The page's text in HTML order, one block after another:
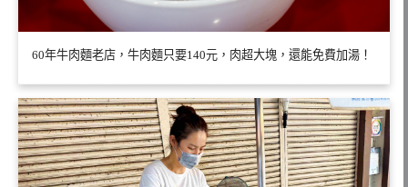
60年牛肉麵老店，牛肉麵只要140元，肉超大塊，還能免費加湯！